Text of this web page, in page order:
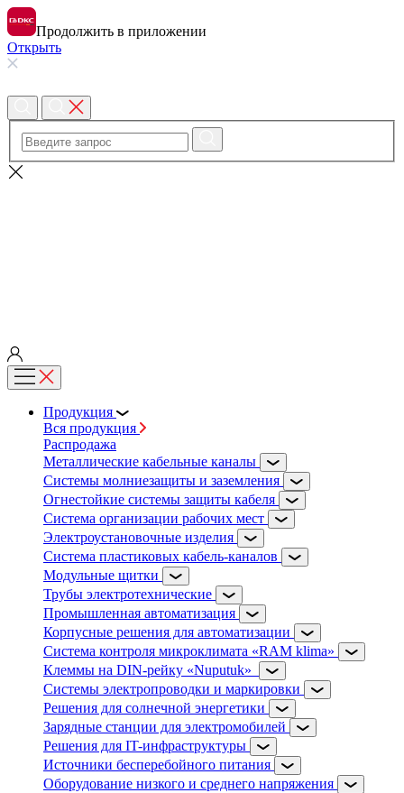
Продолжить в приложении
Открыть
Продукция
Вся продукция
Распродажа
Металлические кабельные каналы
Системы молниезащиты и заземления
Огнестойкие системы защиты кабеля
Система организации рабочих мест
Электроустановочные изделия
Система пластиковых кабель-каналов
Модульные щитки
Трубы электротехнические
Промышленная автоматизация
Корпусные решения для автоматизации
Система контроля микроклимата «RAM klima»
Клеммы на DIN-рейку «Nuputuk»
Системы электропроводки и маркировки
Решения для солнечной энергетики
Зарядные станции для электромобилей
Решения для IT-инфраструктуры
Источники бесперебойного питания
Оборудование низкого и среднего напряжения